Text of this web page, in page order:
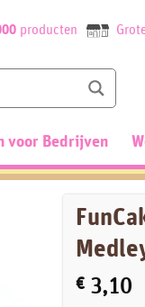
producten
voor Bedrijven
€3,10